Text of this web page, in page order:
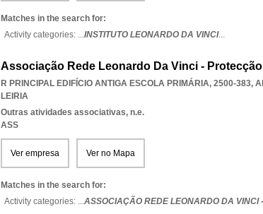
Matches in the search for:
Activity categories: ...INSTITUTO LEONARDO DA VINCI...
Associação Rede Leonardo Da Vinci - Protecção
R PRINCIPAL EDIFÍCIO ANTIGA ESCOLA PRIMÁRIA, 2500-383,
LEIRIA
Outras atividades associativas, n.e.
ASS
Ver empresa Ver no Mapa
Matches in the search for:
Activity categories: ...ASSOCIAÇÃO REDE LEONARDO DA VINCI